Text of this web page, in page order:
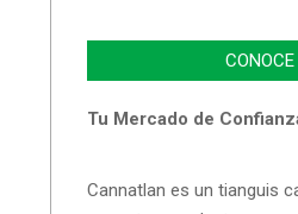
Tu Mercado de
Cannatlan es un tianguis